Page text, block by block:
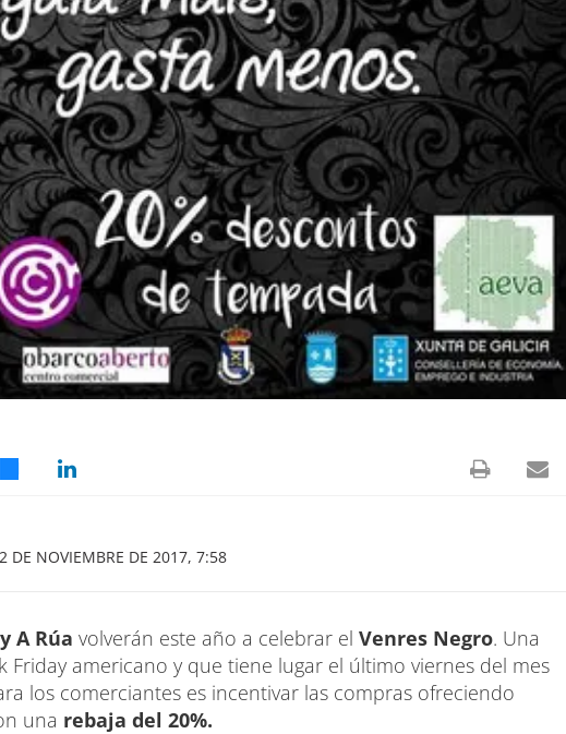
DE NOVIEMBRE DE 2017, 7:58
A Rúa volverán este año a celebrar el Venres Negro. Una
Friday americano y que tiene lugar el último viernes del mes
los comerciantes es incentivar las compras ofreciendo
una rebaja del 20%.